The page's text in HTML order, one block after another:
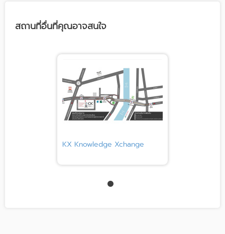
สถานที่อื่นที่คุณอาจสนใจ
KX Knowledge Xchange